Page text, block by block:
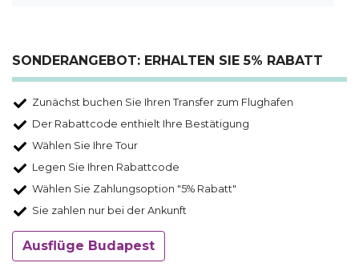
SONDERANGEBOT: ERHALTEN SIE 5% RABATT
Zunächst buchen Sie Ihren Transfer zum Flughafen
Der Rabattcode enthielt Ihre Bestätigung
Wählen Sie Ihre Tour
Legen Sie Ihren Rabattcode
Wählen Sie Zahlungsoption "5% Rabatt"
Sie zahlen nur bei der Ankunft
Ausflüge Budapest